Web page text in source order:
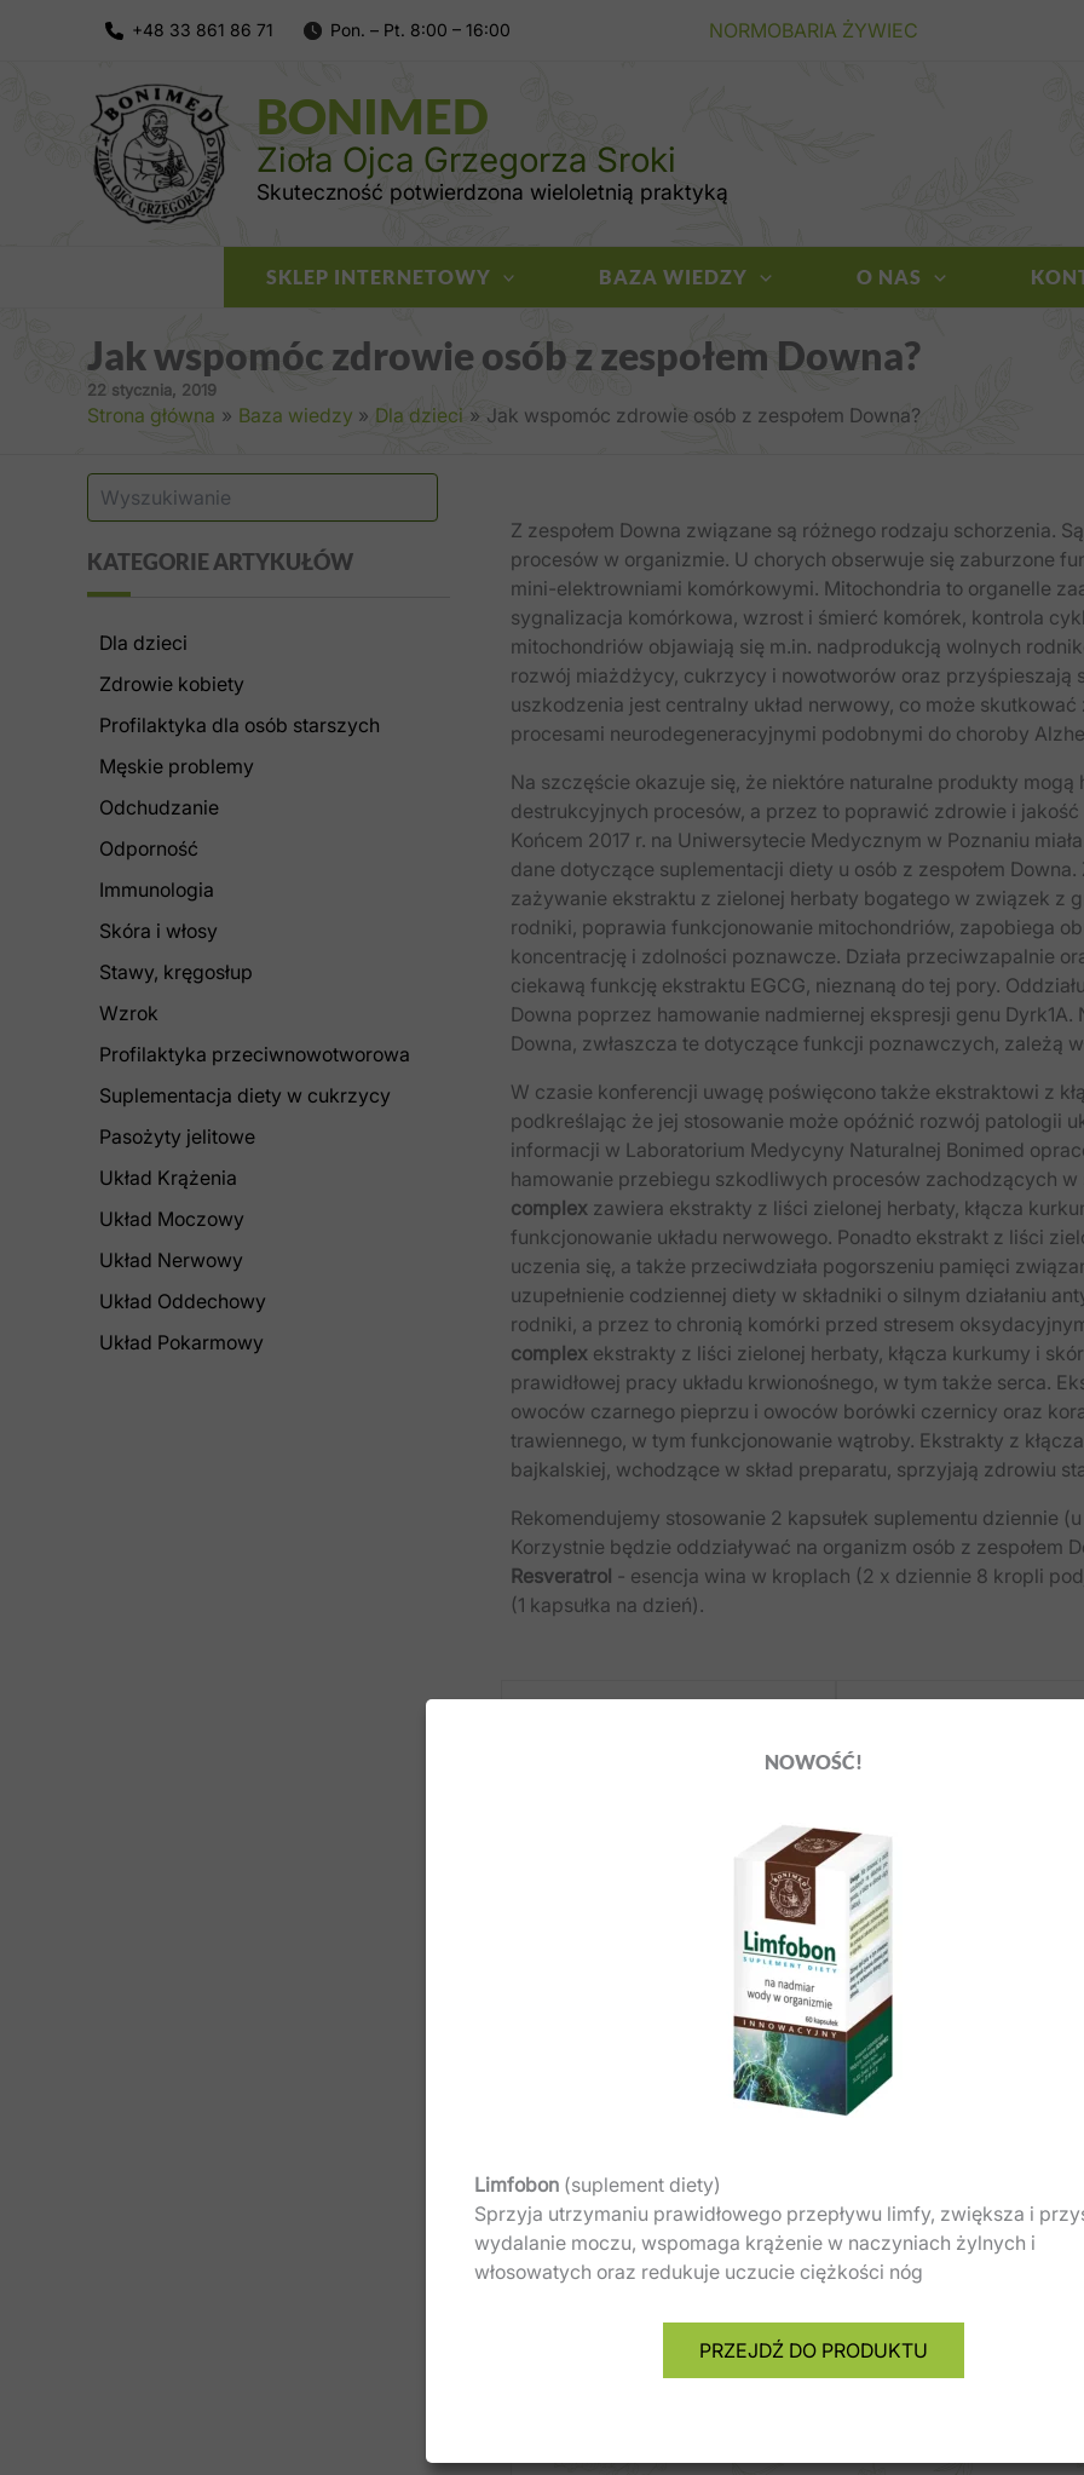
NOWOŚĆ!
Limfobon (suplement diety)
Sprzyja utrzymaniu prawidłowego przepływu limfy, zwiększa i
wydalanie moczu, wspomaga krążenie w naczyniach żylnych i
włosowatych oraz redukuje uczucie ciężkości nóg
PRZEJDŹ DO PRODUKTU
NORMOBARIA ŻYWIEC
BONIMED
Zioła Ojca Grzegorza Sroki
Skuteczność potwierdzona wieloletnią praktyką
SKLEP INTERNETOWY BAZA WIEDZY O NAS
Jak wspomóc zdrowie osób z zespołem Downa?
22 stycznia, 2019
Strona główna Baza wiedzy Dla dzieci Jak wspomóc zdrowie osób z zespołem Downa?
S
k
KATEGORIE ARTYKUŁÓW
Dla dzieci
Zdrowie kobiety
Profilaktyka dla osób starszych
Męskie problemy
Odchudzanie
Odporność
Immunologia
Skóra i włosy
Stawy, kręgosłup
Wzrok
Profilaktyka przeciwnowotworowa
Suplementacja diety w cukrzycy
Pasożyty jelitowe
Układ Krążenia
Układ Moczowy
Układ Nerwowy
Układ Oddechowy
Układ Pokarmowy
Z zespołem Downa związane są różnego rodzaju schorzenia.
procesów w organizmie. U chorych obserwuje się zaburzone
mini-​elektrowniami komórkowymi. Mitochondria to organelle
sygnalizacja komórkowa, wzrost i śmierć komórek, kontrola
mitochondriów objawiają się m.in. nadprodukcją wolnych
rozwój miażdżycy, cukrzycy i nowotworów oraz przyśpieszają
uszkodzenia jest centralny układ nerwowy, co może
procesami neurodegeneracyjnymi podobnymi do choroby
Na szczęście okazuje się, że niektóre naturalne produkty
destrukcyjnych procesów, a przez to poprawić zdrowie i
Końcem 2017 r. na Uniwersytecie Medycznym w Poznaniu
dane dotyczące suplementacji diety u osób z zespołem
zażywanie ekstraktu z zielonej herbaty bogatego w związek z
rodniki, poprawia funkcjonowanie mitochondriów, zapobiega
koncentrację i zdolności poznawcze. Działa przeciwzapalnie
ciekawą funkcję ekstraktu EGCG, nieznaną do tej pory.
Downa poprzez hamowanie nadmiernej ekspresji genu
Downa, zwłaszcza te dotyczące funkcji poznawczych, zależą
W czasie konferencji uwagę poświęcono także ekstraktowi z
podkreślając że jej stosowanie może opóźnić rozwój patologii
informacji w Laboratorium Medycyny Naturalnej Bonimed
hamowanie przebiegu szkodliwych procesów zachodzących w
complex zawiera ekstrakty z liści zielonej herbaty, kłącza
funkcjonowanie układu nerwowego. Ponadto ekstrakt z liści
uczenia się, a także przeciwdziała pogorszeniu pamięci
uzupełnienie codziennej diety w składniki o silnym działaniu
rodniki, a przez to chronią komórki przed stresem
complex ekstrakty z liści zielonej herbaty, kłącza kurkumy i
prawidłowej pracy układu krwionośnego, w tym także serca.
owoców czarnego pieprzu i owoców borówki czernicy oraz
trawiennego, w tym funkcjonowanie wątroby. Ekstrakty z
bajkalskiej, wchodzące w skład preparatu, sprzyjają zdrowiu
Rekomendujemy stosowanie 2 kapsułek suplementu dziennie
Korzystnie będzie oddziaływać na organizm osób z zespołem
Resveratrol - esencja wina w kroplach (2 x dziennie 8 kropli
(1 kapsułka na dzień).
Dodaj do koszyka
Koenzym Q10 Ojca
Dodaj do koszyka
Udostępnij ten